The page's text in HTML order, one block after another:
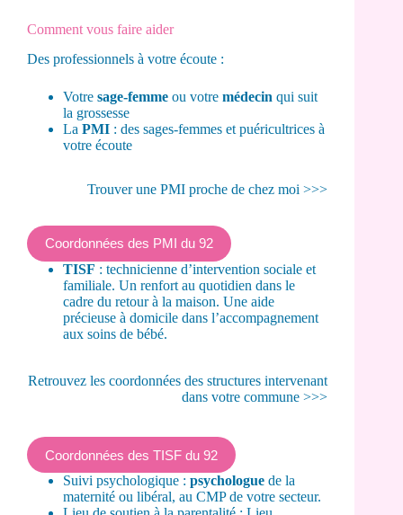
Comment vous faire aider
Des professionnels à votre écoute :
Votre sage-femme ou votre médecin qui suit
la grossesse
La PMI : des sages-femmes et puéricultrices à
votre écoute
Trouver une PMI proche de chez moi >>>
Coordonnées des PMI du 92
TISF : technicienne d’intervention sociale et
familiale. Un renfort au quotidien dans le
cadre du retour à la maison. Une aide
précieuse à domicile dans l’accompagnement
aux soins de bébé.
Retrouvez les coordonnées des structures intervenant
dans votre commune >>>
Coordonnées des TISF du 92
Suivi psychologique : psychologue de la
maternité ou libéral, au CMP de votre secteur.